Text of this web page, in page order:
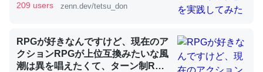
コオロギのカルシウム分はエビの600分の1程度。
─ニュース :: 【研究発表】昆虫学の大問題＝「昆虫はなぜ海にいな
いのか」に関する新仮説
209 users zenn.dev/tetsu_don
RPGが好きなんですけど、現在のア
クションRPGが上位互換みたいな風
潮は異を唱えたくて、ターン制RPG